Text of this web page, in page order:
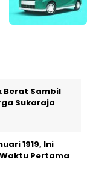
Berat Sambil
Sukaraja
1919, Ini
Pertama